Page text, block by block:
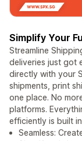
Simplify Your
Streamline
deliveries just got
directly with your
shipments, print
one place. No
platforms.
efficiently is built
Seamless: